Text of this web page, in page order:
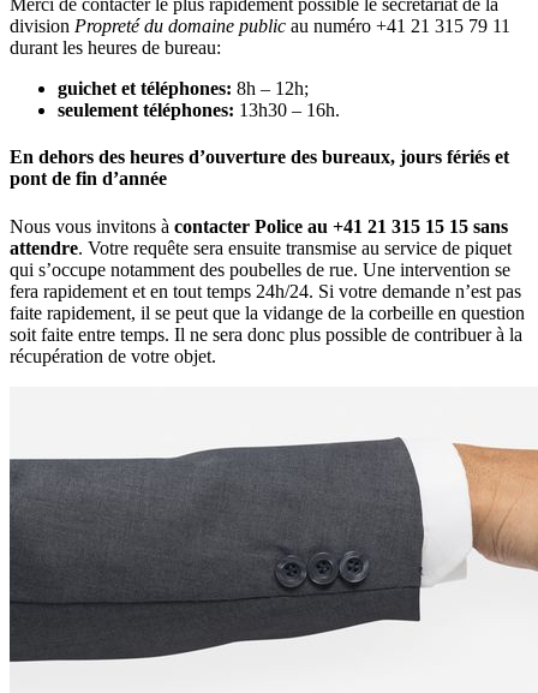
Merci de contacter le plus rapidement possible le secrétariat de la
division Propreté du domaine public au numéro +41 21 315 79 11
durant les heures de bureau:
guichet et téléphones: 8h – 12h;
seulement téléphones: 13h30 – 16h.
En dehors des heures d’ouverture des bureaux, jours fériés et
pont de fin d’année
Nous vous invitons à contacter Police au +41 21 315 15 15 sans
attendre. Votre requête sera ensuite transmise au service de piquet
qui s’occupe notamment des poubelles de rue. Une intervention se
fera rapidement et en tout temps 24h/24. Si votre demande n’est pas
faite rapidement, il se peut que la vidange de la corbeille en question
soit faite entre temps. Il ne sera donc plus possible de contribuer à la
récupération de votre objet.